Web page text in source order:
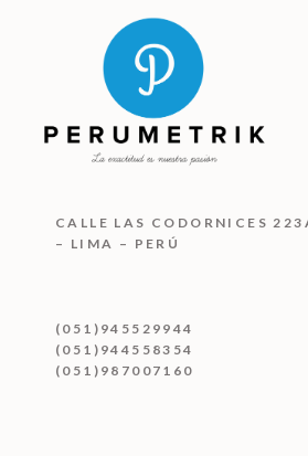
CALLE LAS CODORNICES
– LIMA – PERÚ
(051)945529944
(051)944558354
(051)987007160